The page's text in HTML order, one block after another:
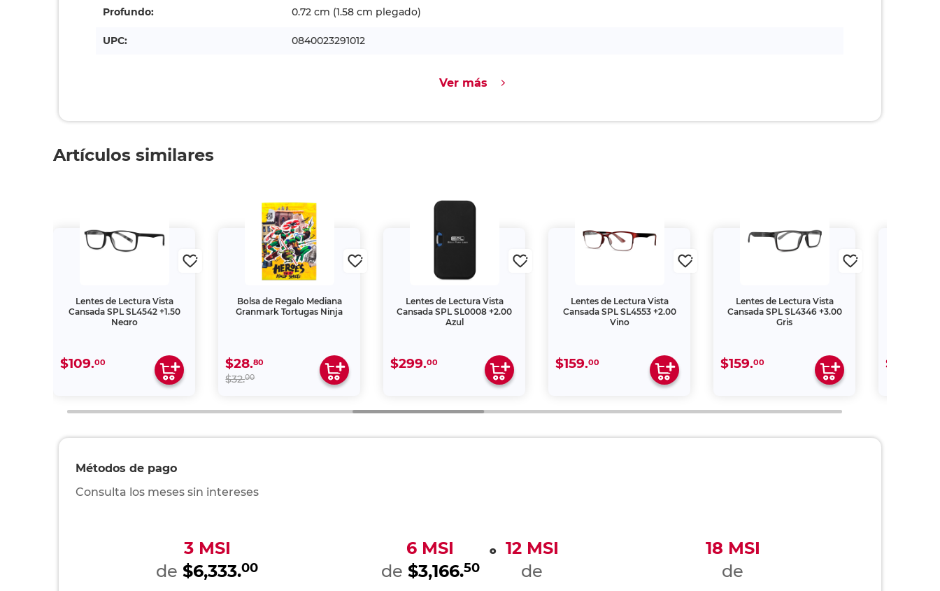
Profundo: 0.72 cm (1.58 cm plegado)
UPC: 0840023291012
Ver más
Artículos similares
Lentes de Lectura Vista
Cansada SPL SL4542 +1.50
Negro
$109.00
Bolsa de Regalo Mediana
Granmark Tortugas Ninja
$28.80
$32.00
Lentes de Lectura Vista
Cansada SPL SL0008 +2.00
Azul
$299.00
Lentes de Lectura Vista
Cansada SPL SL4553 +2.00
Vino
$159.00
Lentes de Lectura Vista
Cansada SPL SL4346 +3.00
Gris
$159.00 $109.
Métodos de pago
Consulta los meses sin intereses
3 MSI
de $6,333.00
6 MSI
de $3,166.50
o
12 MSI
de
18 MSI
de